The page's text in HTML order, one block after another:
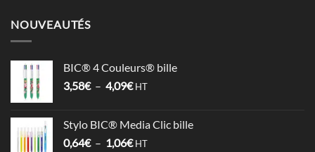
NOUVEAUTÉS
BIC® 4 Couleurs® bille
3,58€ – 4,09€Plage
3,58€
à
HT
Stylo BIC® Media Clic bille
0,64€ – 1,06€Plage
HT